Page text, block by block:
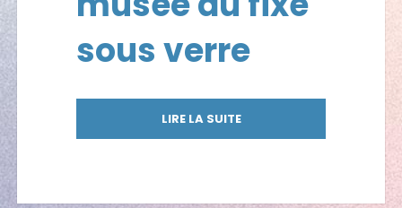
sous verre
LIRE LA SUITE